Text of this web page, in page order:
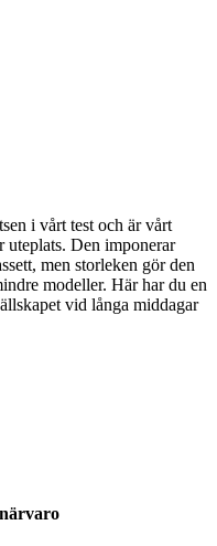
i vårt test och är vårt
Den imponerar
men storleken gör den
modeller. Här har du en
vid långa middagar